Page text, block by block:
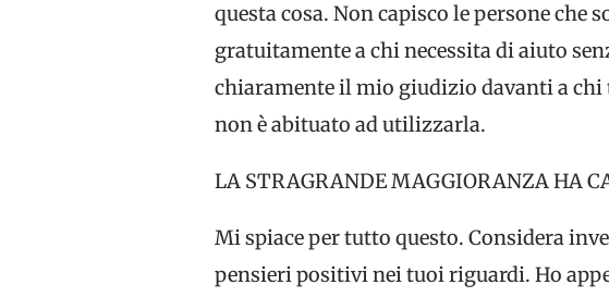
questa cosa. Non capisco le persone che
gratuitamente a chi necessita di aiuto
chiaramente il mio giudizio davanti a chi
non è abituato ad utilizzarla.
LA STRAGRANDE MAGGIORANZA HA
Mi spiace per tutto questo. Considera
pensieri positivi nei tuoi riguardi. Ho